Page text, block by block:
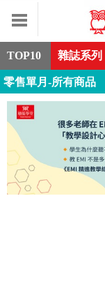
TOP10 雜誌系列
零售單月-所有商品